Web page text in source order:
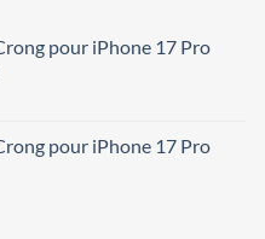
pour iPhone 17 Pro
pour iPhone 17 Pro